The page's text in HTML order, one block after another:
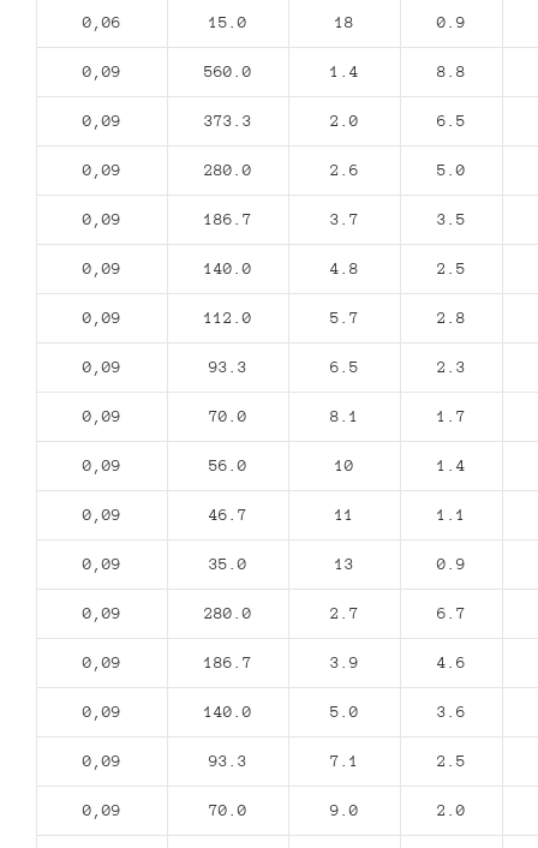
0,06 15.0 18 0.9
0,09 560.0 1.4 8.8
0,09 373.3 2.0 6.5
0,09 280.0 2.6 5.0
0,09 186.7 3.7 3.5
0,09 140.0 4.8 2.5
0,09 112.0 5.7 2.8
0,09 93.3 6.5 2.3
0,09 70.0 8.1 1.7
0,09 56.0 10 1.4
0,09 46.7 11 1.1
0,09 35.0 13 0.9
0,09 280.0 2.7 6.7
0,09 186.7 3.9 4.6
0,09 140.0 5.0 3.6
0,09 93.3 7.1 2.5
0,09 70.0 9.0 2.0